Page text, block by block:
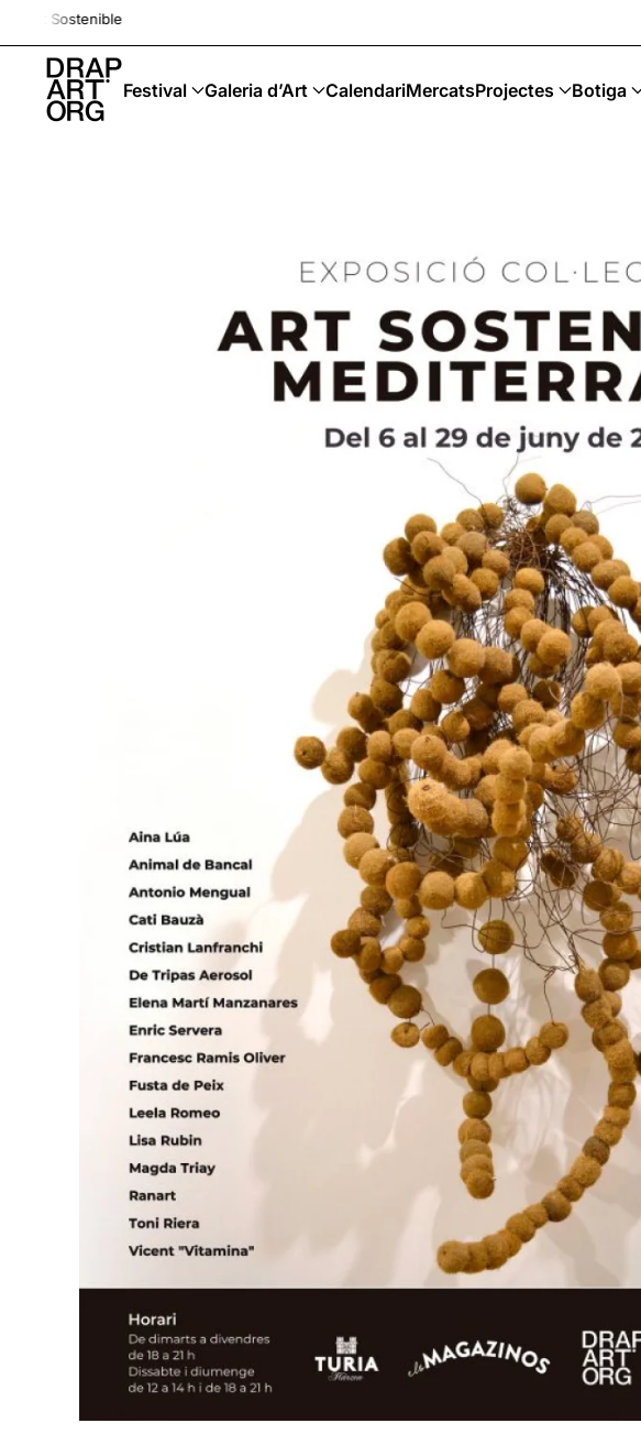
Skip to main content
Festival Galeria d’Art CalendariMercatsProjectes Botiga